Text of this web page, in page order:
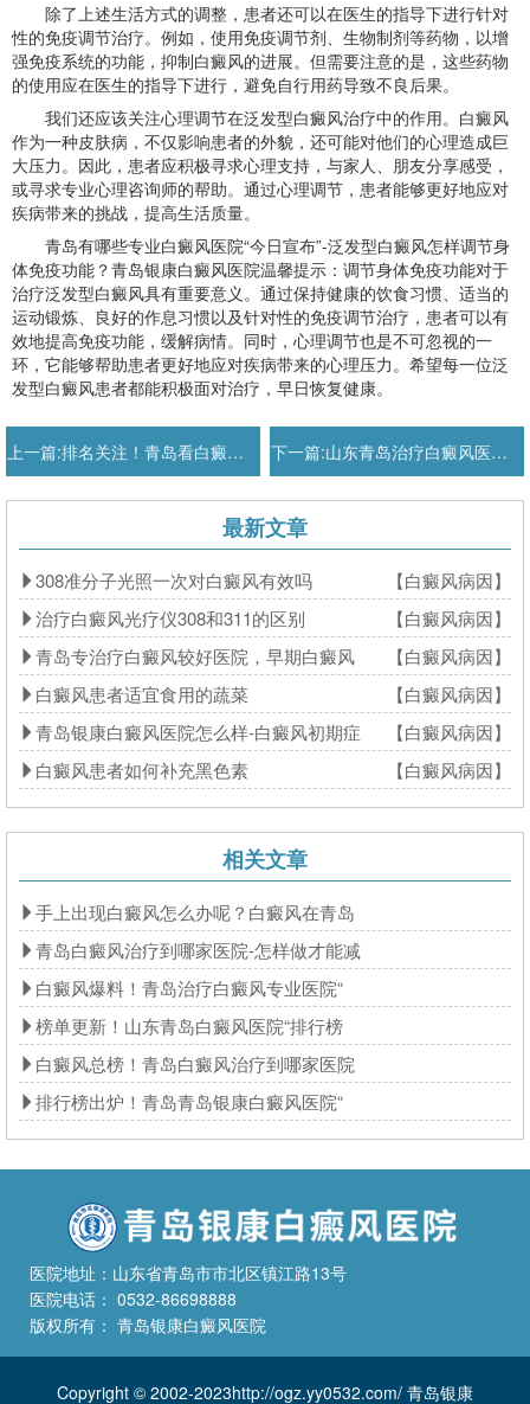
除了上述生活方式的调整，患者还可以在医生的指导下进行针对
性的免疫调节治疗。例如，使用免疫调节剂、生物制剂等药物，以增
强免疫系统的功能，抑制白癜风的进展。但需要注意的是，这些药物
的使用应在医生的指导下进行，避免自行用药导致不良后果。
我们还应该关注心理调节在泛发型白癜风治疗中的作用。白癜风
作为一种皮肤病，不仅影响患者的外貌，还可能对他们的心理造成巨
大压力。因此，患者应积极寻求心理支持，与家人、朋友分享感受，
或寻求专业心理咨询师的帮助。通过心理调节，患者能够更好地应对
疾病带来的挑战，提高生活质量。
青岛有哪些专业白癜风医院“今日宣布”-泛发型白癜风怎样调节身
体免疫功能？青岛银康白癜风医院温馨提示：调节身体免疫功能对于
治疗泛发型白癜风具有重要意义。通过保持健康的饮食习惯、适当的
运动锻炼、良好的作息习惯以及针对性的免疫调节治疗，患者可以有
效地提高免疫功能，缓解病情。同时，心理调节也是不可忽视的一
环，它能够帮助患者更好地应对疾病带来的心理压力。希望每一位泛
发型白癜风患者都能积极面对治疗，早日恢复健康。
上一篇:排名关注！青岛看白癜风专科医院 下一篇:山东青岛治疗白癜风医院-实时公开
最新文章
308准分子光照一次对白癜风有效吗
【白癜风病因】
治疗白癜风光疗仪308和311的区别
【白癜风病因】
青岛专治疗白癜风较好医院，早期白癜风
【白癜风病因】
白癜风患者适宜食用的蔬菜
【白癜风病因】
青岛银康白癜风医院怎么样-白癜风初期症
【白癜风病因】
白癜风患者如何补充黑色素
【白癜风病因】
相关文章
手上出现白癜风怎么办呢？白癜风在青岛
青岛白癜风治疗到哪家医院-怎样做才能减
白癜风爆料！青岛治疗白癜风专业医院“
榜单更新！山东青岛白癜风医院“排行榜
白癜风总榜！青岛白癜风治疗到哪家医院
排行榜出炉！青岛青岛银康白癜风医院“
医院地址：山东省青岛市市北区镇江路13号
医院电话： 0532-86698888
版权所有： 青岛银康白癜风医院
Copyright © 2002-2023http://ogz.yy0532.com/ 青岛银康